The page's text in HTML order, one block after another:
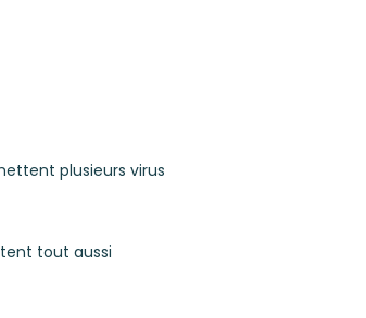
plusieurs virus
tout aussi